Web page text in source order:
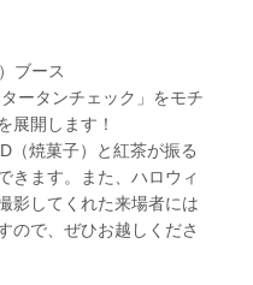
ブース
ータンチェック」をモチ
展開します！
（焼菓子）と紅茶が振る
きます。また、ハロウィ
影してくれた来場者には
ので、ぜひお越しくださ